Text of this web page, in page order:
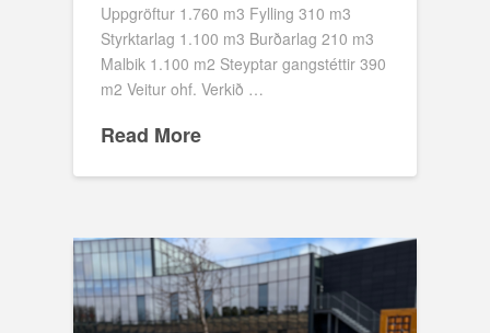
Uppgröftur 1.760 m3 Fylling 310 m3
Styrktarlag 1.100 m3 Burðarlag 210 m3
Malbik 1.100 m2 Steyptar gangstéttir 390
m2 Veitur ohf. Verkið …
Read More